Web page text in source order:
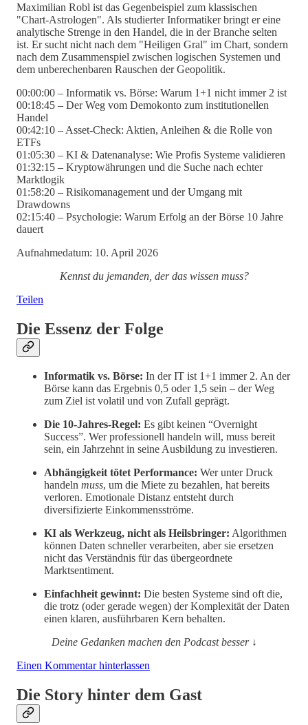
Maximilian Robl ist das Gegenbeispiel zum klassischen
"Chart-Astrologen". Als studierter Informatiker bringt er eine
analytische Strenge in den Handel, die in der Branche selten
ist. Er sucht nicht nach dem "Heiligen Gral" im Chart, sondern
nach dem Zusammenspiel zwischen logischen Systemen und
dem unberechenbaren Rauschen der Geopolitik.
00:00:00 – Informatik vs. Börse: Warum 1+1 nicht immer 2 ist
00:18:45 – Der Weg vom Demokonto zum institutionellen
Handel
00:42:10 – Asset-Check: Aktien, Anleihen & die Rolle von
ETFs
01:05:30 – KI & Datenanalyse: Wie Profis Systeme validieren
01:32:15 – Kryptowährungen und die Suche nach echter
Marktlogik
01:58:20 – Risikomanagement und der Umgang mit
Drawdowns
02:15:40 – Psychologie: Warum Erfolg an der Börse 10 Jahre
dauert
Aufnahmedatum: 10. April 2026
Kennst du jemanden, der das wissen muss?
Teilen
Die Essenz der Folge
Informatik vs. Börse: In der IT ist 1+1 immer 2. An der
Börse kann das Ergebnis 0,5 oder 1,5 sein – der Weg
zum Ziel ist volatil und von Zufall geprägt.
Die 10-Jahres-Regel: Es gibt keinen “Overnight
Success”. Wer professionell handeln will, muss bereit
sein, ein Jahrzehnt in seine Ausbildung zu investieren.
Abhängigkeit tötet Performance: Wer unter Druck
handeln muss, um die Miete zu bezahlen, hat bereits
verloren. Emotionale Distanz entsteht durch
diversifizierte Einkommensströme.
KI als Werkzeug, nicht als Heilsbringer: Algorithmen
können Daten schneller verarbeiten, aber sie ersetzen
nicht das Verständnis für das übergeordnete
Marktsentiment.
Einfachheit gewinnt: Die besten Systeme sind oft die,
die trotz (oder gerade wegen) der Komplexität der Daten
einen klaren, ausführbaren Kern behalten.
Deine Gedanken machen den Podcast besser ↓
Einen Kommentar hinterlassen
Die Story hinter dem Gast